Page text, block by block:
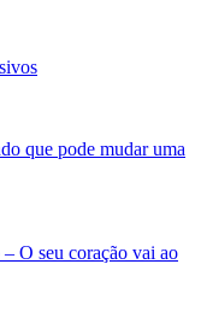
que pode mudar uma
O seu coração vai ao